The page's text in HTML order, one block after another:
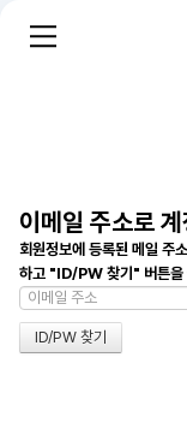
이메일 주소로
회원정보에 등록된 메일 주
하고 "ID/PW 찾기" 버튼을